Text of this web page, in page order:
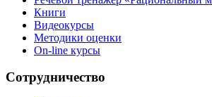
Книги
Видеокурсы
Методики оценки
On-line курсы
Сотрудничество